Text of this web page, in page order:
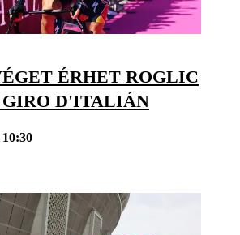
ÉRHET ROGLIC
GIRO D'ITALIÁN
10:30